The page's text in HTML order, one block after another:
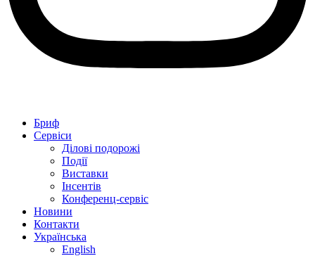
Бриф
Сервіси
Ділові подорожі
Події
Виставки
Інсентів
Конференц-сервіс
Новини
Контакти
Українська
English